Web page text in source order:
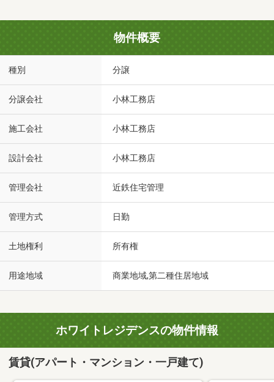
物件概要
種別 分譲
分譲会社 小林工務店
施工会社 小林工務店
設計会社 小林工務店
管理会社 近鉄住宅管理
管理方式 日勤
土地権利 所有権
用途地域 商業地域,第二種住居地域
ホワイトレジデンスの物件情報
賃貸(アパート・マンション・一戸建て)